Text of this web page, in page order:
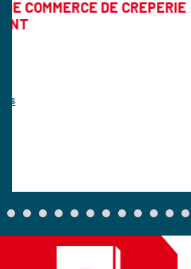
DE CREPERIE